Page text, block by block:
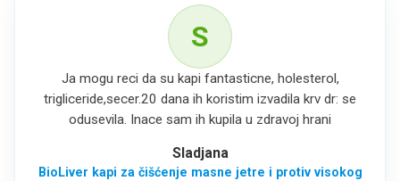
S
Ja mogu reci da su kapi fantasticne, holesterol,
trigliceride,secer.20 dana ih koristim izvadila krv dr: se
odusevila. Inace sam ih kupila u zdravoj hrani
Sladjana
BioLiver kapi za čišćenje masne jetre i protiv visokog